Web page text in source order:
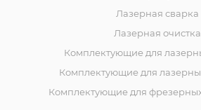
Лазерная сварка
Лазерная очистка
Комплектующие для
Комплектующие для
Комплектующие для